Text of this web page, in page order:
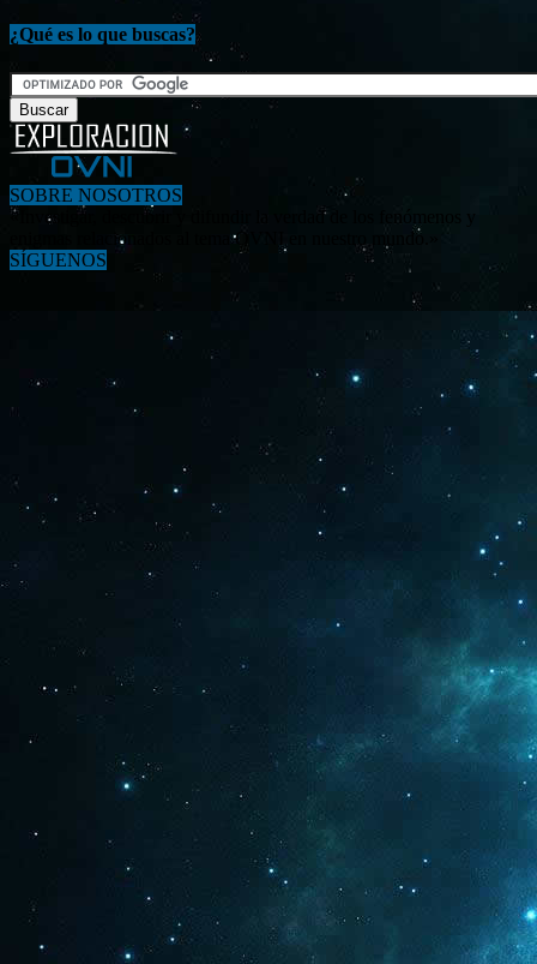
¿Qué es lo que buscas?
SOBRE NOSOTROS
«Investigar, descubrir y difundir la verdad de los fenómenos y
enigmas relacionados al tema OVNI en nuestro mundo.»
SÍGUENOS